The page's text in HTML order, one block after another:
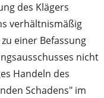
des Klägers
verhältnismäßig
einer Befassung
nicht
Handeln des
Schadens" im